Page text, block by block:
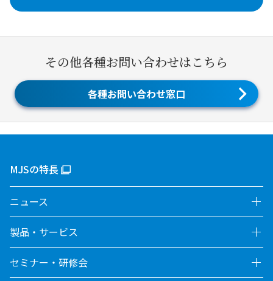
その他各種お問い合わせはこちら
各種お問い合わせ窓口
MJSの特長
ニュース
製品・サービス
セミナー・研修会